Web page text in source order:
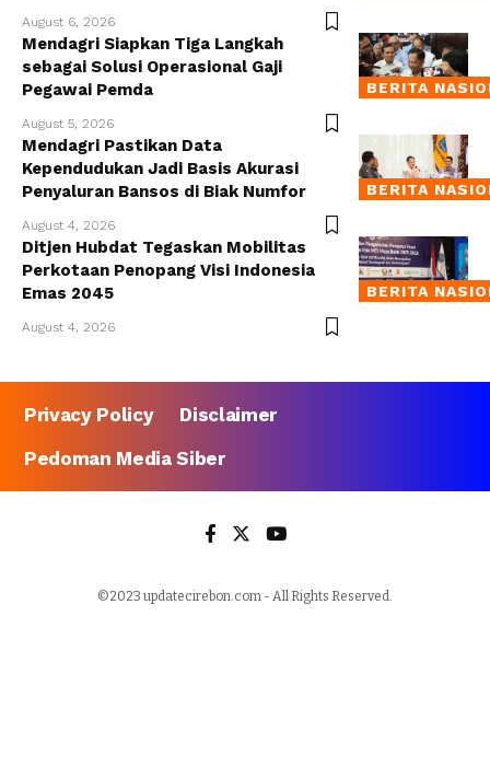
August 6, 2026
BERITA
Mendagri Siapkan Tiga Langkah
sebagai Solusi Operasional Gaji
Pegawai Pemda
August 5, 2026
BERITA
Mendagri Pastikan Data
Kependudukan Jadi Basis Akurasi
Penyaluran Bansos di Biak Numfor
August 4, 2026
BERITA
Ditjen Hubdat Tegaskan Mobilitas
Perkotaan Penopang Visi Indonesia
Emas 2045
August 4, 2026
Privacy Policy
Disclaimer
Pedoman Media Siber
©2023 updatecirebon.com - All Rights Reserved.